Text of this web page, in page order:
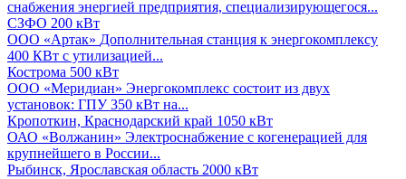
снабжения энергией предприятия, специализирующегося...
СЗФО 200 кВт
ООО «Артак» Дополнительная станция к энергокомплексу
400 КВт с утилизацией...
Кострома 500 кВт
ООО «Меридиан» Энергокомплекс состоит из двух
установок: ГПУ 350 кВт на...
Кропоткин, Краснодарский край 1050 кВт
ОАО «Волжанин» Электроснабжение с когенерацией для
крупнейшего в России...
Рыбинск, Ярославская область 2000 кВт